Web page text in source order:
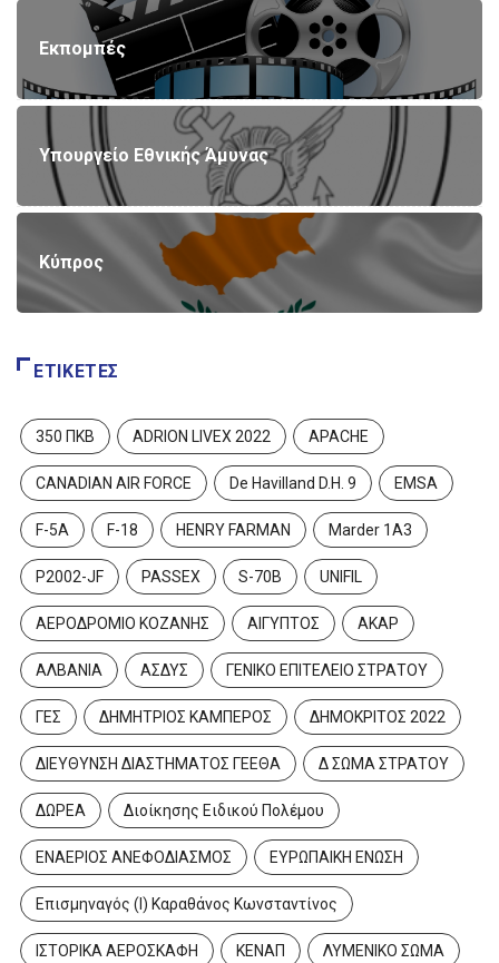
Εκπομπές
Υπουργείο Εθνικής Άμυνας
Κύπρος
ΕΤΙΚΈΤΕΣ
350 ΠΚΒ ADRION LIVEX 2022 APACHE
CANADIAN AIR FORCE De Havilland D.H. 9 EMSA
F-5A F-18 HENRY FARMAN Marder 1A3
P2002-JF PASSEX S-70B UNIFIL
ΑΕΡΟΔΡΟΜΙΟ ΚΟΖΑΝΗΣ ΑΙΓΥΠΤΟΣ ΑΚΑΡ
ΑΛΒΑΝΙΑ ΑΣΔΥΣ ΓΕΝΙΚΟ ΕΠΙΤΕΛΕΙΟ ΣΤΡΑΤΟΥ
ΓΕΣ ΔΗΜΗΤΡΙΟΣ ΚΑΜΠΕΡΟΣ ΔΗΜΟΚΡΙΤΟΣ 2022
ΔΙΕΥΘΥΝΣΗ ΔΙΑΣΤΗΜΑΤΟΣ ΓΕΕΘΑ Δ ΣΩΜΑ ΣΤΡΑΤΟΥ
ΔΩΡΕΑ Διοίκησης Ειδικού Πολέμου
ΕΝΑΕΡΙΟΣ ΑΝΕΦΟΔΙΑΣΜΟΣ ΕΥΡΩΠΑΙΚΗ ΕΝΩΣΗ
Επισμηναγός (Ι) Καραθάνος Κωνσταντίνος
ΙΣΤΟΡΙΚΑ ΑΕΡΟΣΚΑΦΗ ΚΕΝΑΠ ΛΥΜΕΝΙΚΟ ΣΩΜΑ